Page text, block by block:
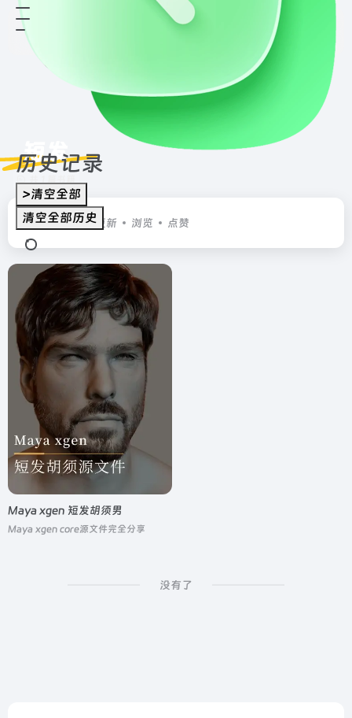
历史记录
>清空全部
清空全部历史
短发
排序 发布 更新 浏览 点赞
Maya xgen 短发胡须男
Maya xgen core源文件完全分享
没有了